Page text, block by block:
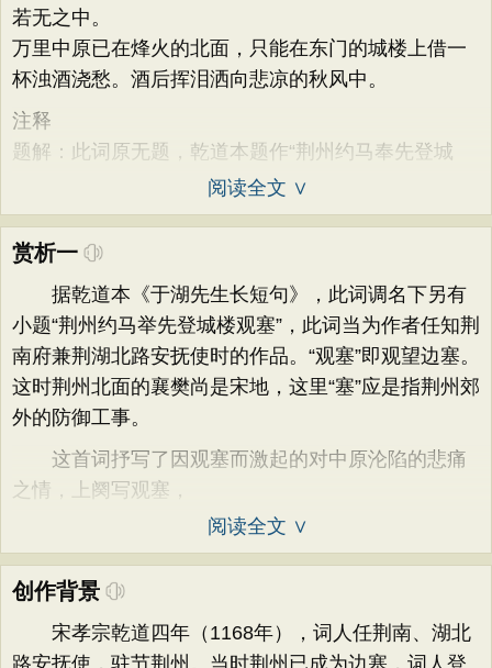
若无之中。
万里中原已在烽火的北面，只能在东门的城楼上借一
杯浊酒浇愁。酒后挥泪洒向悲凉的秋风中。
注释
题解：此词原无题，乾道本题作“荆州约马奉先登城
阅读全文 ∨
赏析一
据乾道本《于湖先生长短句》，此词调名下另有
小题“荆州约马举先登城楼观塞”，此词当为作者任知荆
南府兼荆湖北路安抚使时的作品。“观塞”即观望边塞。
这时荆州北面的襄樊尚是宋地，这里“塞”应是指荆州郊
外的防御工事。
这首词抒写了因观塞而激起的对中原沦陷的悲痛
之情，上阕写观塞，
阅读全文 ∨
创作背景
宋孝宗乾道四年（1168年），词人任荆南、湖北
路安抚使，驻节荆州。当时荆州已成为边塞，词人登